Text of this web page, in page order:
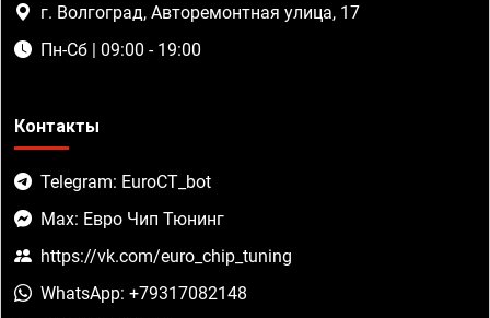
г. Волгоград, Авторемонтная улица, 17
Пн-Сб | 09:00 - 19:00
Контакты
Telegram: EuroCT_bot
Max: Евро Чип Тюнинг
https://vk.com/euro_chip_tuning
WhatsApp: +79317082148